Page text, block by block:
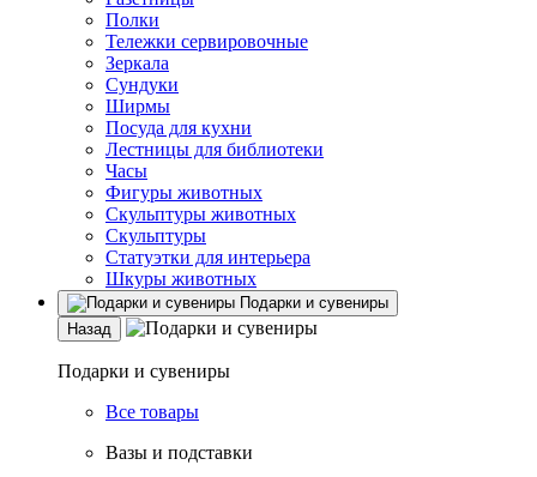
Полки
Тележки сервировочные
Зеркала
Сундуки
Ширмы
Посуда для кухни
Лестницы для библиотеки
Часы
Фигуры животных
Скульптуры животных
Скульптуры
Статуэтки для интерьера
Шкуры животных
Подарки и сувениры
Назад
Подарки и сувениры
Все товары
Вазы и подставки